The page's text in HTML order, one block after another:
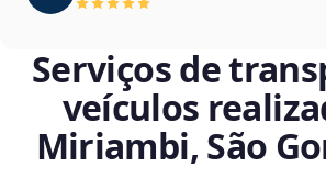
Serviços de
veículos
Miriambi, São